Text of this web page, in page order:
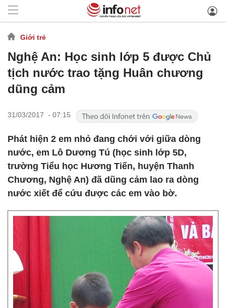
Giới trẻ
Nghệ An: Học sinh lớp 5 được Chủ
tịch nước trao tặng Huân chương
dũng cảm
31/03/2017 - 07:15
Phát hiện 2 em nhỏ đang chới với giữa dòng
nước, em Lô Dương Tú (học sinh lớp 5D,
trường Tiểu học Hương Tiến, huyện Thanh
Chương, Nghệ An) đã dũng cảm lao ra dòng
nước xiết để cứu được các em vào bờ.